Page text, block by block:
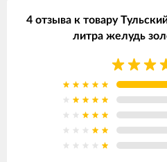
4 отзыва к товару
литра желудь